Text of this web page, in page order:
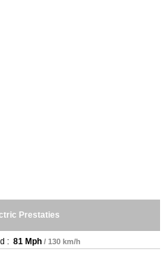
Prestaties
: 81 Mph / 130 km/h